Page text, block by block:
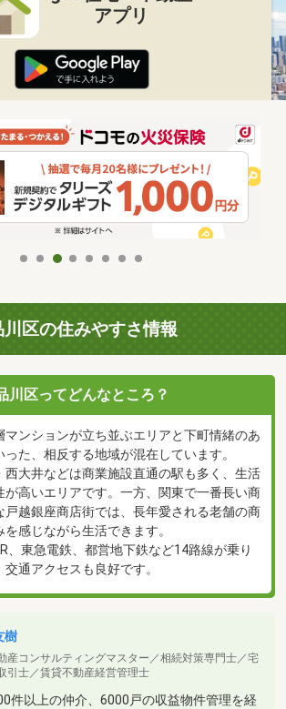
アプリ
川区の住みやすさ情報
川区ってどんなところ？
マンションが立ち並ぶエリアと下町情緒のあ
た、相反する地域が混在しています。
西大井などは商業施設直通の駅も多く、生活
が高いエリアです。一方、関東で一番長い商
戸越銀座商店街では、長年愛される老舗の商
感じながら生活できます。
、東急電鉄、都営地下鉄など14路線が乗り
通アクセスも良好です。
樹
産コンサルティングマスター／相続対策専門士／宅
引士／賃貸不動産経営管理士
件以上の仲介、6000戸の収益物件管理を経